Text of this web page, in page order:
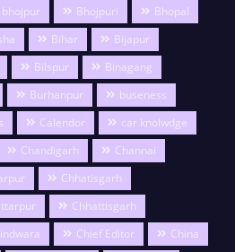
bhojpur Bhojpuri
Bhopal
Bihar
Bijapur
Bilspur
Binagang
Burhanpur
buseness
Calendor
car knolwdge
Chandigarh
Channai
Chhatisgarh
Chhattisgarh
Chief Editor
China